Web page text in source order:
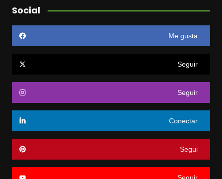
Social
Me gusta
Seguir
Seguir
Conectar
Segui